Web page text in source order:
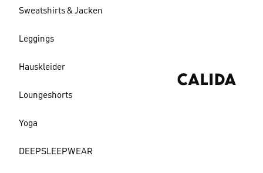
Sweatshirts & Jacken
Leggings
Hauskleider
Loungeshorts
Yoga
DEEPSLEEPWEAR